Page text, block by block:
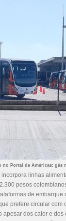
no Portal de Américas: gás
linhas
pesos
de
prefere circular
dos calor e